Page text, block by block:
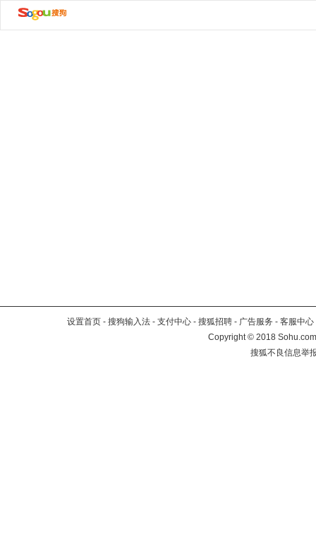
设置首页 - 搜狗输入法 - 支付中心 - 搜狐招聘 - 广告服务 - 客服中心
Copyright©2018
搜狐不良信息举